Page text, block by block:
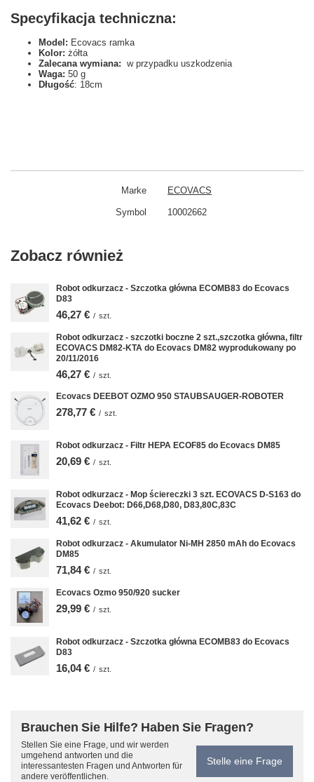
Specyfikacja techniczna:
Model: Ecovacs ramka
Kolor: żółta
Zalecana wymiana: w przypadku uszkodzenia
Waga: 50 g
Długość: 18cm
Marke ECOVACS
Symbol 10002662
Zobacz również
Robot odkurzacz - Szczotka główna ECOMB83 do Ecovacs
D83
46,27 € / szt.
Robot odkurzacz - szczotki boczne 2 szt.,szczotka główna, filtr
ECOVACS DM82-KTA do Ecovacs DM82 wyprodukowany po
20/11/2016
46,27 € / szt.
Ecovacs DEEBOT OZMO 950 STAUBSAUGER-ROBOTER
278,77 € / szt.
Robot odkurzacz - Filtr HEPA ECOF85 do Ecovacs DM85
20,69 € / szt.
Robot odkurzacz - Mop ściereczki 3 szt. ECOVACS D-S163 do
Ecovacs Deebot: D66,D68,D80, D83,80C,83C
41,62 € / szt.
Robot odkurzacz - Akumulator Ni-MH 2850 mAh do Ecovacs
DM85
71,84 € / szt.
Ecovacs Ozmo 950/920 sucker
29,99 € / szt.
Robot odkurzacz - Szczotka główna ECOMB83 do Ecovacs
D83
16,04 € / szt.
Brauchen Sie Hilfe? Haben Sie Fragen?
Stellen Sie eine Frage, und wir werden
umgehend antworten und die
interessantesten Fragen und Antworten für
andere veröffentlichen.
Stelle eine Frage